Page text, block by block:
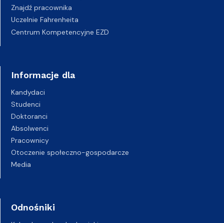
Znajdź pracownika
Uczelnie Fahrenheita
Centrum Kompetencyjne EZD
Informacje dla
Kandydaci
Studenci
Doktoranci
Absolwenci
Pracownicy
Otoczenie społeczno-gospodarcze
Media
Odnośniki